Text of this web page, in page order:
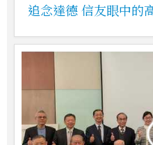
追念達德 信友眼中的